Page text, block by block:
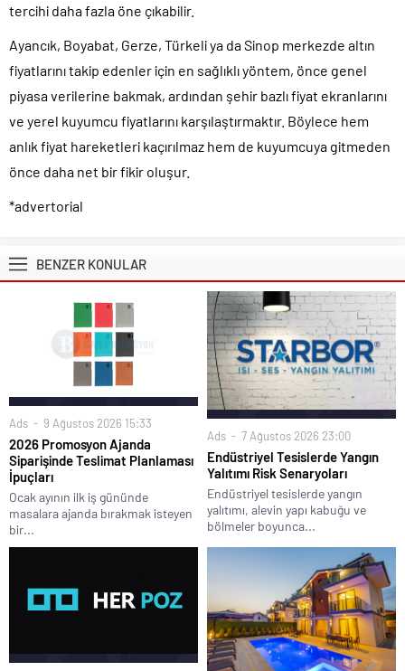
tercihi daha fazla öne çıkabilir.
Ayancık, Boyabat, Gerze, Türkeli ya da Sinop merkezde altın
fiyatlarını takip edenler için en sağlıklı yöntem, önce genel
piyasa verilerine bakmak, ardından şehir bazlı fiyat ekranlarını
ve yerel kuyumcu fiyatlarını karşılaştırmaktır. Böylece hem
anlık fiyat hareketleri kaçırılmaz hem de kuyumcuya gitmeden
önce daha net bir fikir oluşur.
*advertorial
BENZER KONULAR
Ads 9 Ağustos 2026 15:33
2026 Promosyon Ajanda
Siparişinde Teslimat Planlaması
İpuçları
Ocak ayının ilk iş gününde
masalara ajanda bırakmak isteyen
bir...
Ads 7 Ağustos 2026 23:00
Endüstriyel Tesislerde Yangın
Yalıtımı Risk Senaryoları
Endüstriyel tesislerde yangın
yalıtımı, alevin yapı kabuğu ve
bölmeler boyunca...